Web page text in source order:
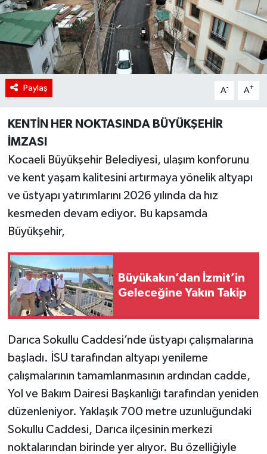
Paylaş A- A+
KENTİN HER NOKTASINDA BÜYÜKŞEHİR
İMZASI
Kocaeli Büyükşehir Belediyesi, ulaşım konforunu
ve kent yaşam kalitesini artırmaya yönelik altyapı
ve üstyapı yatırımlarını 2026 yılında da hız
kesmeden devam ediyor. Bu kapsamda
Büyükşehir,
Büyükakın’dan İzmit’in
Geleceğine Yakın Takip
Darıca Sokullu Caddesi’nde üstyapı çalışmalarına
başladı. İSU tarafından altyapı yenileme
çalışmalarının tamamlanmasının ardından cadde,
Yol ve Bakım Dairesi Başkanlığı tarafından yeniden
düzenleniyor. Yaklaşık 700 metre uzunluğundaki
Sokullu Caddesi, Darıca ilçesinin merkezi
noktalarından birinde yer alıyor. Bu özelliğiyle